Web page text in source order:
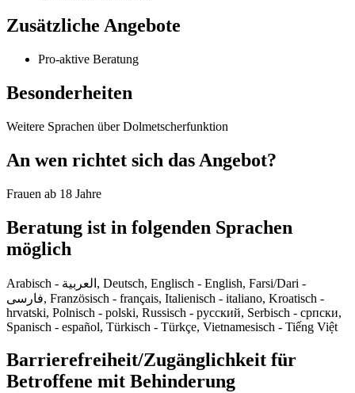
Zusätzliche Angebote
Pro-aktive Beratung
Besonderheiten
Weitere Sprachen über Dolmetscherfunktion
An wen richtet sich das Angebot?
Frauen ab 18 Jahre
Beratung ist in folgenden Sprachen
möglich
Arabisch - العربية, Deutsch, Englisch - English, Farsi/Dari -
فارسی, Französisch - français, Italienisch - italiano, Kroatisch -
hrvatski, Polnisch - polski, Russisch - русский, Serbisch - српски,
Spanisch - español, Türkisch - Türkçe, Vietnamesisch - Tiếng Việt
Barrierefreiheit/Zugänglichkeit für
Betroffene mit Behinderung